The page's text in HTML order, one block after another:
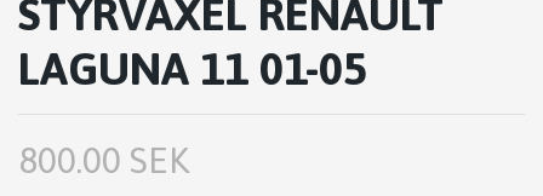
STYRVÄXEL RENAULT
LAGUNA 11 01-05
800.00 SEK